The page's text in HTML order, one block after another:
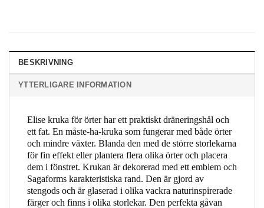
BESKRIVNING
YTTERLIGARE INFORMATION
Elise kruka för örter har ett praktiskt dräneringshål och
ett fat. En måste-ha-kruka som fungerar med både örter
och mindre växter. Blanda den med de större storlekarna
för fin effekt eller plantera flera olika örter och placera
dem i fönstret. Krukan är dekorerad med ett emblem och
Sagaforms karakteristiska rand. Den är gjord av
stengods och är glaserad i olika vackra naturinspirerade
färger och finns i olika storlekar. Den perfekta gåvan